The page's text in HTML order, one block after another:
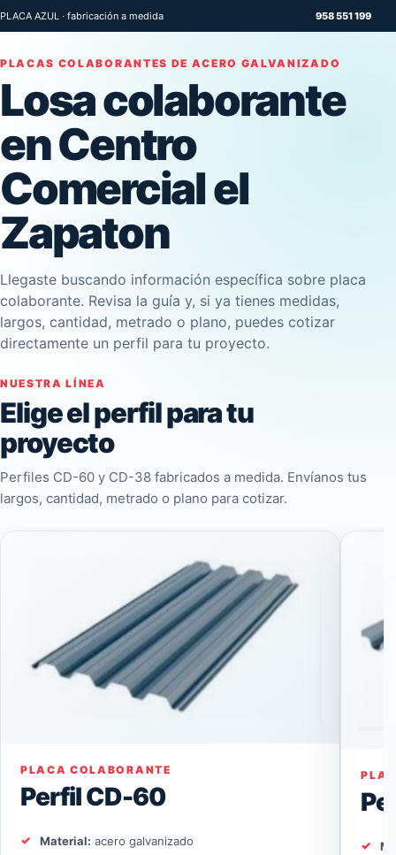
PLACA AZUL · fabricación a medida 958 551 199
PLACAS COLABORANTES DE ACERO GALVANIZADO
Losa colaborante
en Centro
Comercial el
Zapaton
Llegaste buscando información específica sobre placa
colaborante. Revisa la guía y, si ya tienes medidas,
largos, cantidad, metrado o plano, puedes cotizar
directamente un perfil para tu proyecto.
NUESTRA LÍNEA
Elige el perfil para tu
proyecto
Perfiles CD-60 y CD-38 fabricados a medida. Envíanos tus
largos, cantidad, metrado o plano para cotizar.
PLACA COLABORANTE
Perfil CD-60
Material: acero galvanizado